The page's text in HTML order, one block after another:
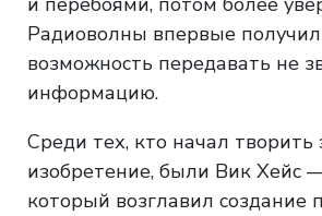
Радиоволны впервые
возможность передавать не
информацию.
Среди тех, кто начал творить
изобретение, были Вик Хейс
который возглавил создание